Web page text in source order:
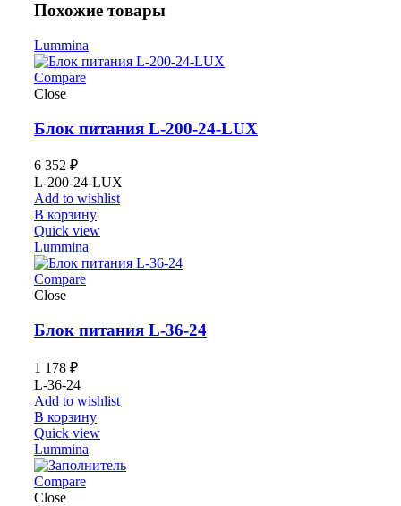
Похожие товары
Lummina
Compare
Close
Блок питания L-200-24-LUX
6 352 ₽
L-200-24-LUX
Add to wishlist
В корзину
Quick view
Lummina
Compare
Close
Блок питания L-36-24
1 178 ₽
L-36-24
Add to wishlist
В корзину
Quick view
Lummina
Compare
Close